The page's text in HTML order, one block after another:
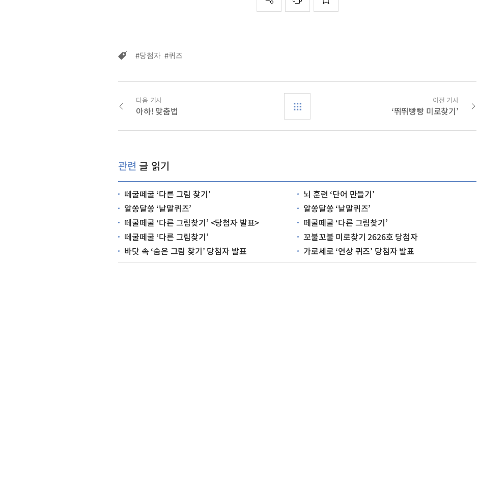
#당첨자 #퀴즈
다음 기사
아하! 맞춤법
이전 기사
‘뛰뛰빵빵 미로찾기’
관련 글 읽기
떼굴떼굴 ‘다른 그림 찾기’
뇌 훈련 ‘단어 만들기’
알쏭달쏭 ‘낱말퀴즈’
알쏭달쏭 ‘낱말퀴즈’
떼굴떼굴 ‘다른 그림찾기’ <당첨자 발표>
떼굴떼굴 ‘다른 그림찾기’
떼굴떼굴 ‘다른 그림찾기’
꼬불꼬불 미로찾기 2626호 당첨자
바닷 속 ‘숨은 그림 찾기’ 당첨자 발표
가로세로 ‘연상 퀴즈’ 당첨자 발표